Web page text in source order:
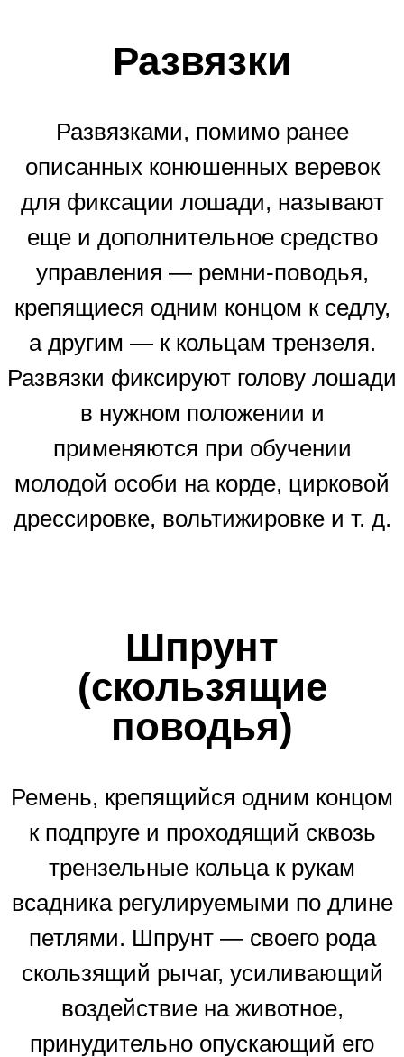
Развязки
Развязками, помимо ранее
описанных конюшенных веревок
для фиксации лошади, называют
еще и дополнительное средство
управления — ремни-поводья,
крепящиеся одним концом к седлу,
а другим — к кольцам трензеля.
Развязки фиксируют голову лошади
в нужном положении и
применяются при обучении
молодой особи на корде, цирковой
дрессировке, вольтижировке и т. д.
Шпрунт
(скользящие
поводья)
Ремень, крепящийся одним концом
к подпруге и проходящий сквозь
трензельные кольца к рукам
всадника регулируемыми по длине
петлями. Шпрунт — своего рода
скользящий рычаг, усиливающий
воздействие на животное,
принудительно опускающий его